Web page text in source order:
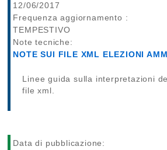
12/06/2017
Frequenza aggiornamento :
TEMPESTIVO
Note tecniche:
NOTE SUI FILE XML ELEZIONI
Linee guida sulla interpretazioni dei nodi relativi ai
file xml.
Data di pubblicazione: